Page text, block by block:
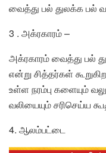
வைத்து பல் துலக்க பல்
3 . அக்ரகாரம் –
அக்ரகாரம் வைத்து பல்
என்று சித்தர்கள்
உள்ள நரம்பு களையும்
வலியையும் சரிசெய்ய
4. ஆலம்பட்டை